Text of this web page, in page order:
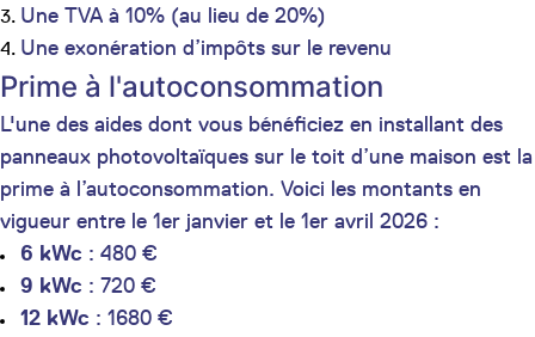
Une TVA à 10% (au lieu de 20%)
Une exonération d’impôts sur le revenu
Prime à l'autoconsommation
L'une des aides dont vous bénéficiez en installant des
panneaux photovoltaïques sur le toit d’une maison est la
prime à l’autoconsommation. Voici les montants en
vigueur entre le 1er janvier et le 1er avril 2026 :
6 kWc : 480 €
9 kWc : 720 €
12 kWc : 1680 €